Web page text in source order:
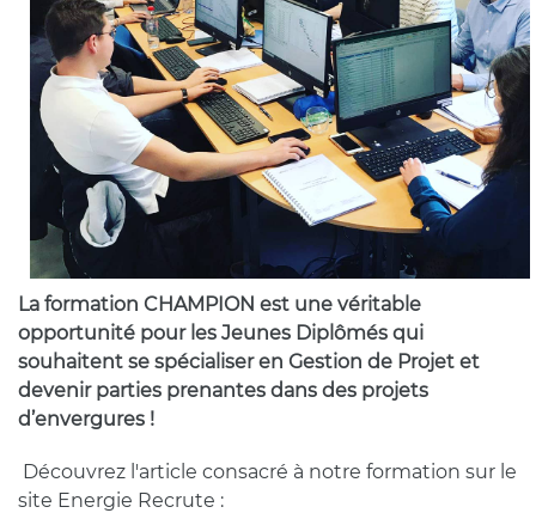
La formation CHAMPION est une véritable
opportunité pour les Jeunes Diplômés qui
souhaitent se spécialiser en Gestion de Projet et
devenir parties prenantes dans des projets
d’envergures !
Découvrez l'article consacré à notre formation sur le
site Energie Recrute :